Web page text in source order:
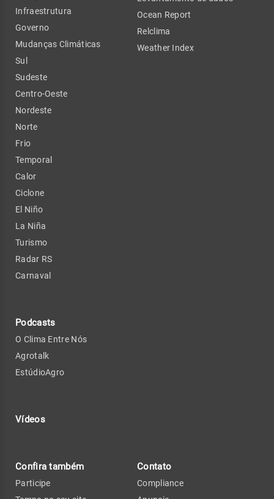
Infraestrutura
Governo
Mudanças Climáticas
Sul
Sudeste
Centro-Oeste
Nordeste
Norte
Frio
Temporal
Calor
Ciclone
El Niño
La Niña
Turismo
Radar RS
Carnaval
Podcasts
O Clima Entre Nós
Agrotalk
EstúdioAgro
Vídeos
Ocean Report
Relclima
Weather Index
Confira também
Participe
Contato
Compliance